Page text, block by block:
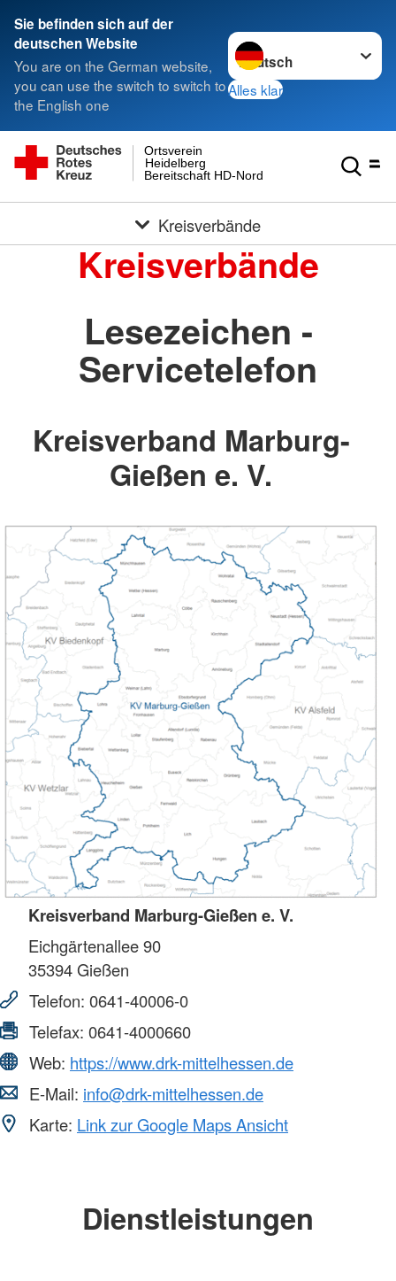
Sie befinden sich auf der
deutschen Website
You are on the German website,
you can use the switch to switch to
the English one
Sprache wechseln zu
Alles klar
Bereitschaft HD-Nord
Heidelberg
Ortsverein
Kreisverbände
Kreisverbände
Lesezeichen -
Servicetelefon
Kreisverband Marburg-
Gießen e. V.
Kreisverband Marburg-Gießen e. V.
Eichgärtenallee 90
35394Gießen
Telefon: 0641-40006-0
Telefax: 0641-4000660
Web: https://www.drk-mittelhessen.de
E-Mail: info@drk-mittelhessen.de
Karte: Link zur Google Maps Ansicht
Dienstleistungen